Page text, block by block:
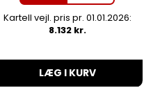
Kartell vejl. pris pr. 01.01.2026:
8.132 kr.
LÆG I KURV